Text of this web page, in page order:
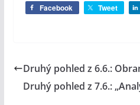
Facebook Tweet
Druhý pohled z 6.6.:
Druhý pohled z 7.6.: